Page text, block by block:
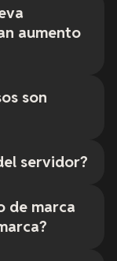
aumento
son
servidor?
de marca